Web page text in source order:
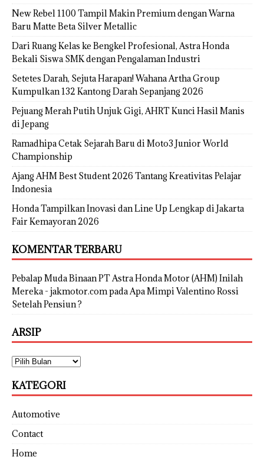
New Rebel 1100 Tampil Makin Premium dengan Warna
Baru Matte Beta Silver Metallic
Dari Ruang Kelas ke Bengkel Profesional, Astra Honda
Bekali Siswa SMK dengan Pengalaman Industri
Setetes Darah, Sejuta Harapan! Wahana Artha Group
Kumpulkan 132 Kantong Darah Sepanjang 2026
Pejuang Merah Putih Unjuk Gigi, AHRT Kunci Hasil Manis
di Jepang
Ramadhipa Cetak Sejarah Baru di Moto3 Junior World
Championship
Ajang AHM Best Student 2026 Tantang Kreativitas Pelajar
Indonesia
Honda Tampilkan Inovasi dan Line Up Lengkap di Jakarta
Fair Kemayoran 2026
KOMENTAR TERBARU
Pebalap Muda Binaan PT Astra Honda Motor (AHM) Inilah
Mereka - jakmotor.compadaApa Mimpi Valentino Rossi
Setelah Pensiun ?
ARSIP
KATEGORI
Automotive
Contact
Home